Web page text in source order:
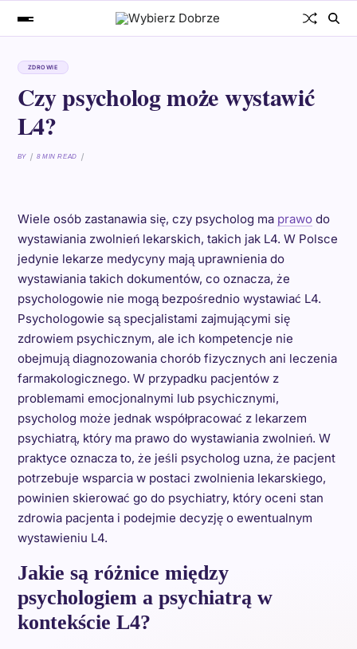
ZDROWIE
Czy psycholog może wystawić
L4?
BY 8 MIN READ
Wiele osób zastanawia się, czy psycholog ma prawodo
wystawiania zwolnień lekarskich, takich jak L4. W Polsce
jedynie lekarze medycyny mają uprawnienia do
wystawiania takich dokumentów, co oznacza, że
psychologowie nie mogą bezpośrednio wystawiać L4.
Psychologowie są specjalistami zajmującymi się
zdrowiem psychicznym, ale ich kompetencje nie
obejmują diagnozowania chorób fizycznych ani leczenia
farmakologicznego. W przypadku pacjentów z
problemami emocjonalnymi lub psychicznymi,
psycholog może jednak współpracować z lekarzem
psychiatrą, który ma prawo do wystawiania zwolnień. W
praktyce oznacza to, że jeśli psycholog uzna, że pacjent
potrzebuje wsparcia w postaci zwolnienia lekarskiego,
powinien skierować go do psychiatry, który oceni stan
zdrowia pacjenta i podejmie decyzję o ewentualnym
wystawieniu L4.
Jakie są różnice między
psychologiem a psychiatrą w
kontekście L4?